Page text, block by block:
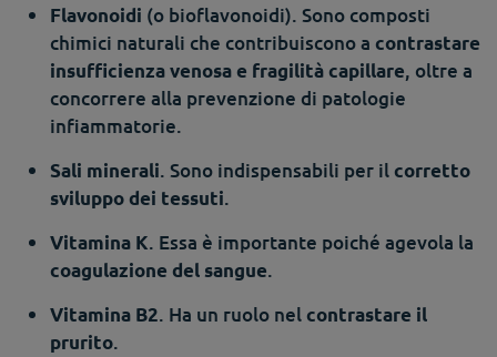
Flavonoidi (o bioflavonoidi). Sono composti
chimici naturali che contribuiscono a contrastare
insufficienza venosa e fragilità capillare, oltre a
concorrere alla prevenzione di patologie
infiammatorie.
Sali minerali. Sono indispensabili per ilcorretto
sviluppo dei tessuti.
Vitamina K. Essa è importante poiché agevola la
coagulazione del sangue.
Vitamina B2. Ha un ruolo nelcontrastare il
prurito.